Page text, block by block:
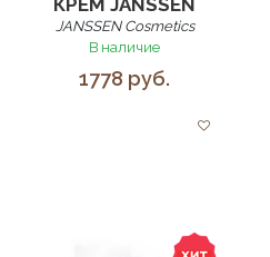
КРЕМ JANSSEN
JANSSEN Cosmetics
В наличие
1778 руб.